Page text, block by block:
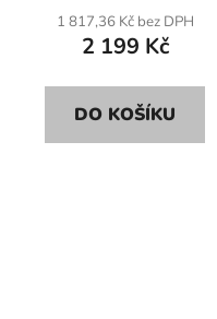
1 817,36 Kč bez DPH
2 199 Kč
DO KOŠÍKU